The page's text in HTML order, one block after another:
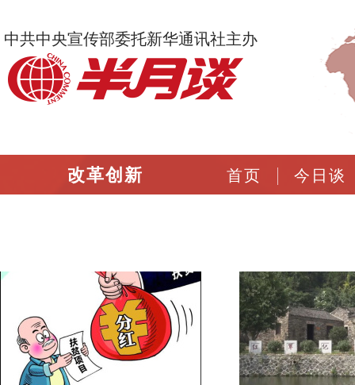
中共中央宣传部委托新华通讯社主办
改革创新 首页 今日谈